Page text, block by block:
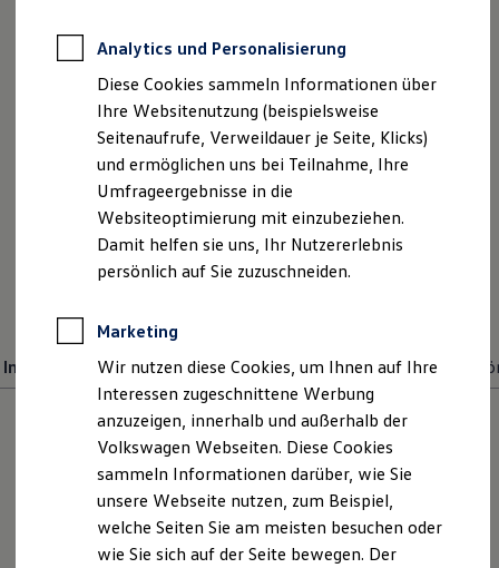
Professional Class bei Volkswagen
Behörden
Direktkunden
Sonderfahrzeuge
Anpfiff zum Gewinn
Elektromobilität
Elektroautos
ID. Tutorials
Elektrofahrzeugkonzepte
ID. EVERY1
Reichweite
Rekuperation
Laden unterwegs
Laden Zuhause
Ladestationen finden
Ladezeitensimulator
Batterie
Sicherheit
Nachhaltigkeit
Technologie
Kosten und Kauf
Serviceanfrage stellen
Ihre Ansprechpartnerbei
asw.AUTOMOBILE Heilbronn
E-Mail schreiben
Information Gebrauchtwagenverkauf Service Teile und
Analytics und Personalisierung
Diese Cookies sammeln Informationen über
Ihre Websitenutzung (beispielsweise
Seitenaufrufe, Verweildauer je Seite, Klicks)
und ermöglichen uns bei Teilnahme, Ihre
Umfrageergebnisse in die
Websiteoptimierung mit einzubeziehen.
Damit helfen sie uns, Ihr Nutzererlebnis
persönlich auf Sie zuzuschneiden.
Marketing
Wir nutzen diese Cookies, um Ihnen auf Ihre
Interessen zugeschnittene Werbung
anzuzeigen, innerhalb und außerhalb der
Volkswagen Webseiten. Diese Cookies
sammeln Informationen darüber, wie Sie
unsere Webseite nutzen, zum Beispiel,
welche Seiten Sie am meisten besuchen oder
wie Sie sich auf der Seite bewegen. Der